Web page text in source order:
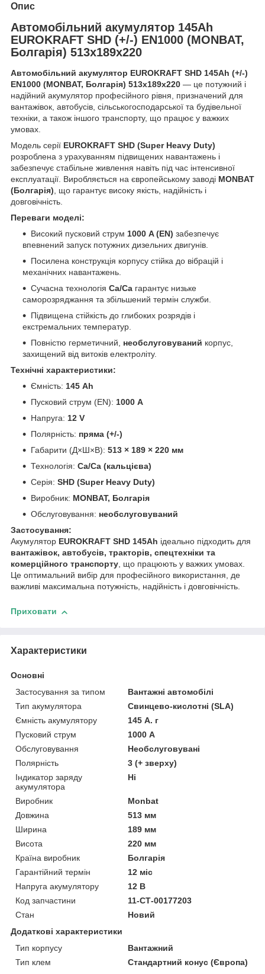
Опис
Автомобільний акумулятор 145Ah
EUROKRAFT SHD (+/-) EN1000 (MONBAT,
Болгарія) 513x189x220
Автомобільний акумулятор EUROKRAFT SHD 145Ah (+/-)
EN1000 (MONBAT, Болгарія) 513x189x220 — це потужний і
надійний акумулятор професійного рівня, призначений для
вантажівок, автобусів, сільськогосподарської та будівельної
техніки, а також іншого транспорту, що працює у важких
умовах.
Модель серії EUROKRAFT SHD (Super Heavy Duty)
розроблена з урахуванням підвищених навантажень і
забезпечує стабільне живлення навіть під час інтенсивної
експлуатації. Виробляється на європейському заводі MONBAT
(Болгарія), що гарантує високу якість, надійність і
довговічність.
Переваги моделі:
Високий пусковий струм 1000 A (EN) забезпечує
впевнений запуск потужних дизельних двигунів.
Посилена конструкція корпусу стійка до вібрацій і
механічних навантажень.
Сучасна технологія Ca/Ca гарантує низьке
саморозряджання та збільшений термін служби.
Підвищена стійкість до глибоких розрядів і
екстремальних температур.
Повністю герметичний, необслуговуваний корпус,
захищений від витоків електроліту.
Технічні характеристики:
Ємність: 145 Ah
Пусковий струм (EN): 1000 A
Напруга: 12 V
Полярність: пряма (+/-)
Габарити (Д×Ш×В): 513 × 189 × 220 мм
Технологія: Ca/Ca (кальцієва)
Серія: SHD (Super Heavy Duty)
Виробник: MONBAT, Болгарія
Обслуговування: необслуговуваний
Застосування:
Акумулятор EUROKRAFT SHD 145Ah ідеально підходить для
вантажівок, автобусів, тракторів, спецтехніки та
комерційного транспорту, що працюють у важких умовах.
Це оптимальний вибір для професійного використання, де
важливі максимальна потужність, надійність і довговічність.
Приховати
Характеристики
Основні
Застосування за типом
Вантажні автомобілі
Тип акумулятора
Свинцево-кислотні (SLA)
Ємність акумулятору
145 А. г
Пусковий струм
1000 А
Обслуговування
Необслуговувані
Полярність
3 (+ зверху)
Індикатор заряду
акумулятора
Ні
Виробник
Monbat
Довжина
513 мм
Ширина
189 мм
Висота
220 мм
Країна виробник
Болгарія
Гарантійний термін
12 міс
Напруга акумулятору
12 В
Код запчастини
11-СТ-00177203
Стан
Новий
Додаткові характеристики
Тип корпусу
Вантажний
Тип клем
Стандартний конус (Європа)